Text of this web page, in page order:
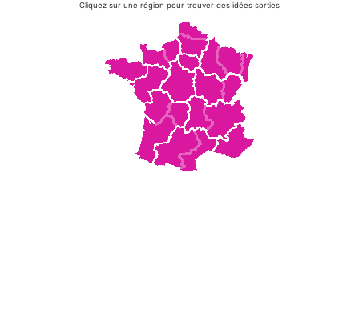
Cliquez sur une région pour trouver des idées sorties